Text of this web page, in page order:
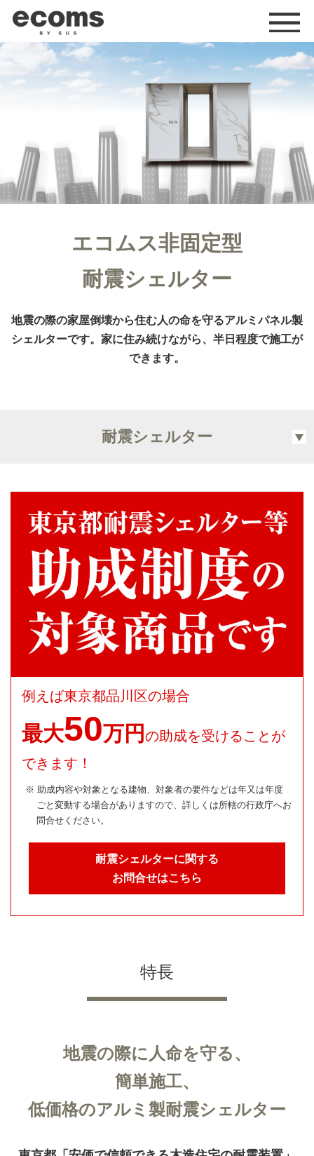
エコムス非固定型
耐震シェルター
地震の際の家屋倒壊から住む人の命を守るアルミパネル製
シェルターです。家に住み続けながら、半日程度で施工が
できます。
耐震シェルター
例えば東京都品川区の場合
最大50万円 の助成を受けることが
できます！
※ 助成内容や対象となる建物、対象者の要件などは年又は年度
ごと変動する場合がありますので、詳しくは所轄の行政庁へお
問合せください。
耐震シェルターに関する
お問合せはこちら
特長
地震の際に人命を守る、
簡単施工、
低価格のアルミ製耐震シェルター